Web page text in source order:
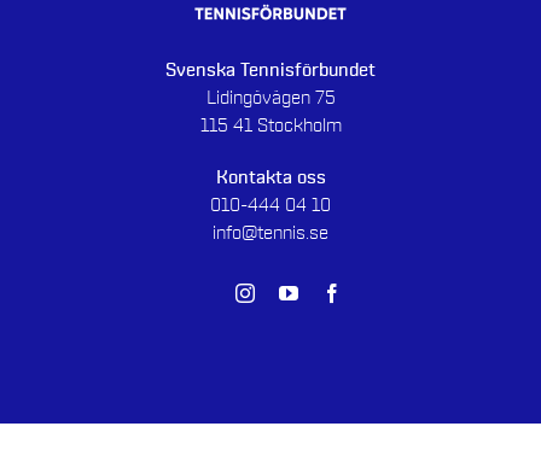
Svenska Tennisförbundet
Lidingövägen 75
115 41 Stockholm
Kontakta oss
010-444 04 10
info@tennis.se